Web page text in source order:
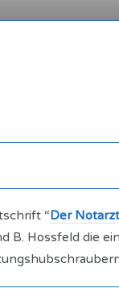
“Der Notarzt
B. Hossfeld die